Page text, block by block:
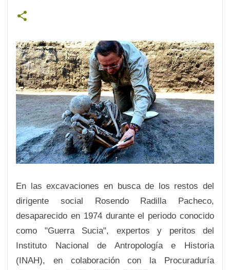
En las excavaciones en busca de los restos del
dirigente social Rosendo Radilla Pacheco,
desaparecido en 1974 durante el periodo conocido
como "Guerra Sucia", expertos y peritos del
Instituto Nacional de Antropología e Historia
(INAH), en colaboración con la Procuraduría